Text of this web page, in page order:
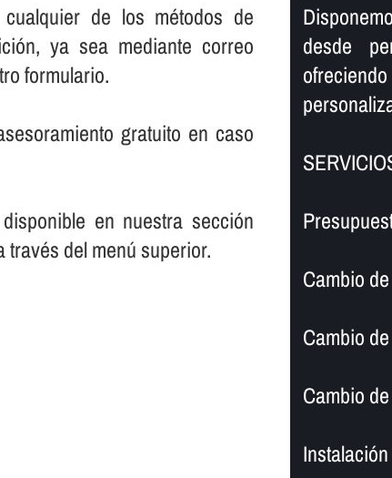
de los métodos de
ya sea mediante correo
formulario.
gratuito en caso
en nuestra sección
través del menú superior.
desde
Cambio
Cambio
Cambio